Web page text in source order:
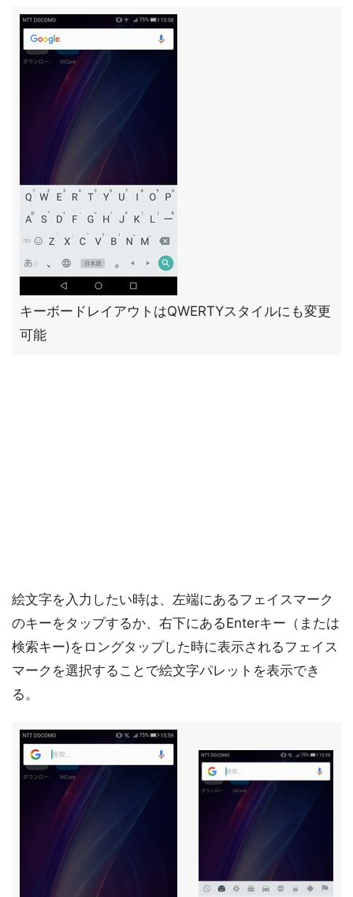
キーボードレイアウトはQWERTYスタイルにも変更
可能
絵文字を入力したい時は、左端にあるフェイスマーク
のキーをタップするか、右下にあるEnterキー（または
検索キー)をロングタップした時に表示されるフェイス
マークを選択することで絵文字パレットを表示でき
る。